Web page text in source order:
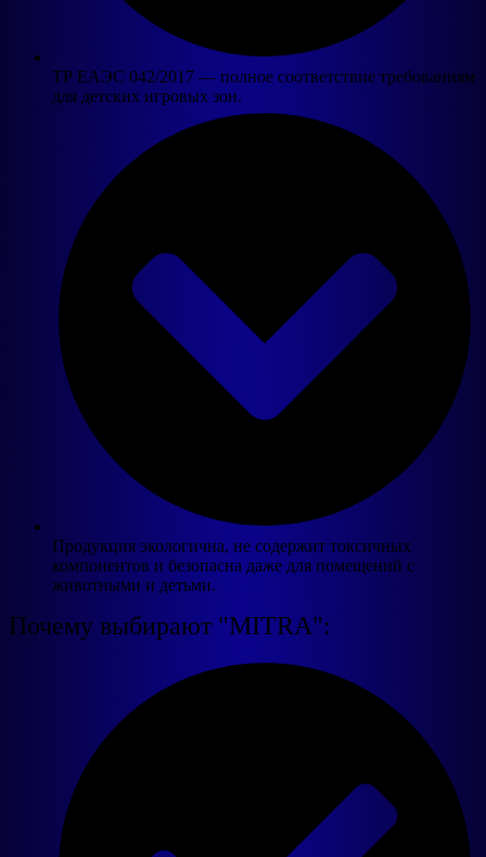
ТР ЕАЭС 042/2017 — полное соответствие требованиям
для детских игровых зон.
Продукция экологична, не содержит токсичных
компонентов и безопасна даже для помещений с
животными и детьми.
Почему выбирают "MITRA":